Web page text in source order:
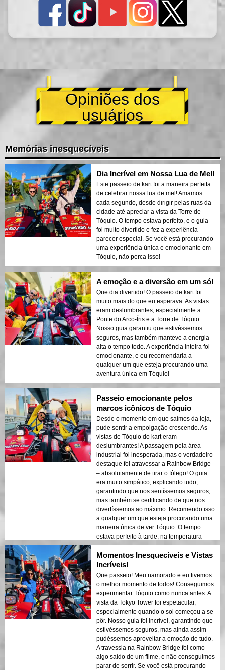
Opiniões dos
usuários
Memórias inesquecíveis
Dia Incrível em Nossa Lua de Mel!
Este passeio de kart foi a maneira perfeita
de celebrar nossa lua de mel! Amamos
cada segundo, desde dirigir pelas ruas da
cidade até apreciar a vista da Torre de
Tóquio. O tempo estava perfeito, e o guia
foi muito divertido e fez a experiência
parecer especial. Se você está procurando
uma experiência única e emocionante em
Tóquio, não perca isso!
A emoção e a diversão em um só!
Que dia divertido! O passeio de kart foi
muito mais do que eu esperava. As vistas
eram deslumbrantes, especialmente a
Ponte do Arco-Íris e a Torre de Tóquio.
Nosso guia garantiu que estivéssemos
seguros, mas também manteve a energia
alta o tempo todo. A experiência inteira foi
emocionante, e eu recomendaria a
qualquer um que esteja procurando uma
aventura única em Tóquio!
Passeio emocionante pelos
marcos icônicos de Tóquio
Desde o momento em que saímos da loja,
pude sentir a empolgação crescendo. As
vistas de Tóquio do kart eram
deslumbrantes! A passagem pela área
industrial foi inesperada, mas o verdadeiro
destaque foi atravessar a Rainbow Bridge
– absolutamente de tirar o fôlego! O guia
era muito simpático, explicando tudo,
garantindo que nos sentíssemos seguros,
mas também se certificando de que nos
divertíssemos ao máximo. Recomendo isso
a qualquer um que esteja procurando uma
maneira única de ver Tóquio. O tempo
estava perfeito à tarde, na temperatura
certa!
Momentos Inesquecíveis e Vistas
Incríveis!
Que passeio! Meu namorado e eu tivemos
o melhor momento de todos! Conseguimos
experimentar Tóquio como nunca antes. A
vista da Tokyo Tower foi espetacular,
especialmente quando o sol começou a se
pôr. Nosso guia foi incrível, garantindo que
estivéssemos seguros, mas ainda assim
pudéssemos aproveitar a emoção de tudo.
A travessia na Rainbow Bridge foi como
algo saído de um filme, e não conseguimos
parar de sorrir. Se você está procurando